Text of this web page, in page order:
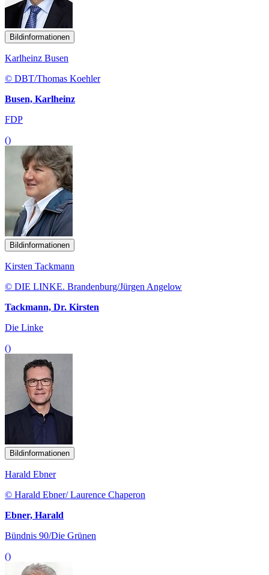
Bildinformationen
Karlheinz Busen
© DBT/Thomas Koehler
Busen, Karlheinz
FDP
()
Bildinformationen
Kirsten Tackmann
© DIE LINKE. Brandenburg/Jürgen Angelow
Tackmann, Dr. Kirsten
Die Linke
()
Bildinformationen
Harald Ebner
© Harald Ebner/ Laurence Chaperon
Ebner, Harald
Bündnis 90/Die Grünen
()